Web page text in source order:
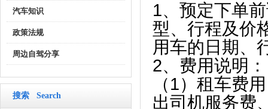
汽车知识
政策法规
周边自驾分享
搜索 Search
1、预定下单
型、行程及价
用车的日期、
2、费用说明：
（1）租车费
出司机服务费